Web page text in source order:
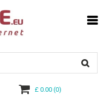
£ 0.00(0)